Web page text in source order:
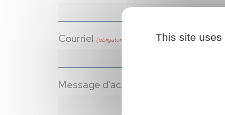
Courriel (obligatoire)
Message d'accompagnement
This site